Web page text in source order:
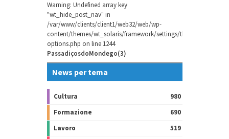
Warning: Undefined array key
"wt_hide_post_nav" in
/var/www/clients/client1/web32/web/wp-
content/themes/wt_solaris/framework/settings/theme-
options.php on line 1244
PassadiçosdoMondego(3)
News per tema
Cultura
980
Formazione
690
Lavoro
519